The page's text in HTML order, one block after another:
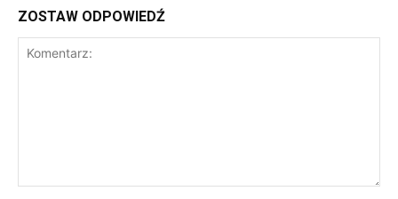
ZOSTAW ODPOWIEDŹ